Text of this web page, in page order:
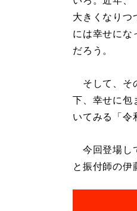
大きくなりつ
には幸せにな
だろう。
そして、そ
下、幸せに包
いてみる「令
今回登場し
と振付師の伊